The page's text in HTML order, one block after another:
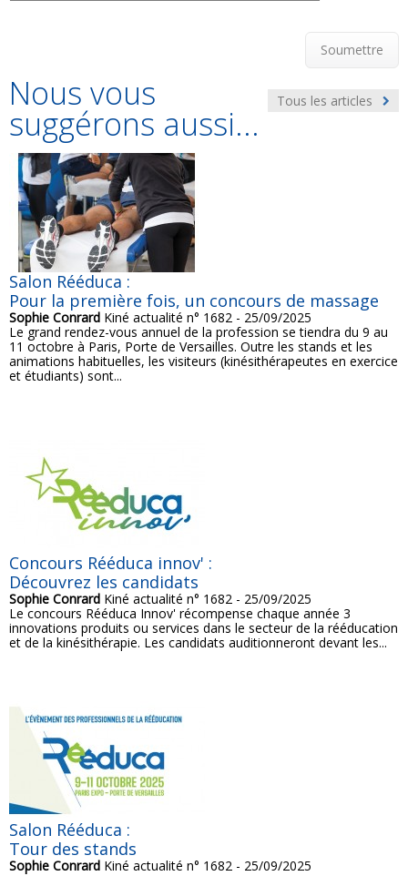
Soumettre
Tous les articles
Nous vous
suggérons aussi...
Salon Rééduca :
Pour la première fois, un concours de massage
Sophie Conrard Kiné actualité n° 1682 - 25/09/2025
Le grand rendez-vous annuel de la profession se tiendra du 9 au
11 octobre à Paris, Porte de Versailles. Outre les stands et les
animations habituelles, les visiteurs (kinésithérapeutes en exercice
et étudiants) sont...
Concours Rééduca innov' :
Découvrez les candidats
Sophie Conrard Kiné actualité n° 1682 - 25/09/2025
Le concours Rééduca Innov' récompense chaque année 3
innovations produits ou services dans le secteur de la rééducation
et de la kinésithérapie. Les candidats auditionneront devant les...
Salon Rééduca :
Tour des stands
Sophie Conrard Kiné actualité n° 1682 - 25/09/2025